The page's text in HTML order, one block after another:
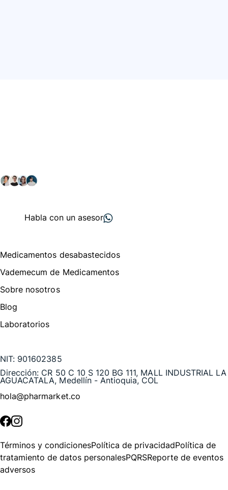
Habla con un asesor
Medicamentos desabastecidos
Vademecum de Medicamentos
Sobre nosotros
Blog
Laboratorios
NIT: 901602385
Dirección: CR 50 C 10 S 120 BG 111, MALL INDUSTRIAL LA
AGUACATALA, Medellín - Antioquia, COL
hola@pharmarket.co
Términos y condicionesPolítica de privacidadPolítica de
tratamiento de datos personalesPQRSReporte de eventos
adversos